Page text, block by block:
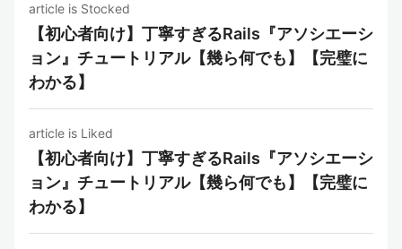
article is Stocked
【初心者向け】丁寧すぎるRails『アソシエーシ
ョン』チュートリアル【幾ら何でも】【完璧に
わかる】
article is Liked
【初心者向け】丁寧すぎるRails『アソシエーシ
ョン』チュートリアル【幾ら何でも】【完璧に
わかる】